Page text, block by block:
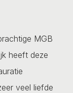
MGB
heeft deze
veel liefde